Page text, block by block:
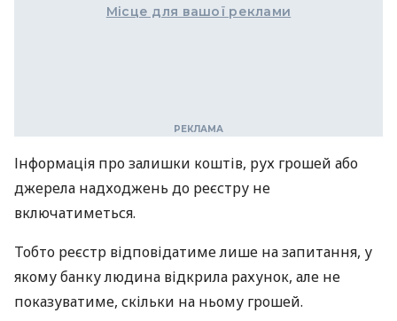
Місце для вашої реклами
Інформація про залишки коштів, рух грошей або
джерела надходжень до реєстру не
включатиметься.
Тобто реєстр відповідатиме лише на запитання, у
якому банку людина відкрила рахунок, але не
показуватиме, скільки на ньому грошей.